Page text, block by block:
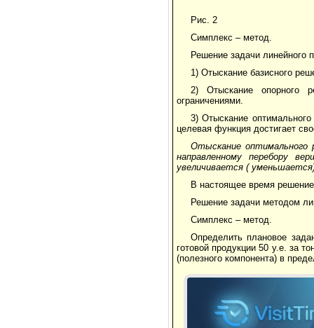
Рис. 2
Симплекс – метод.
Решение задачи линейного
1) Отыскание базисного
2) Отыскание опорного
ограничениями.
3) Отыскание
целевая функция достигает
Отыскание оптимального
направленному перебору
увеличивается (
В настоящее время
Решение задачи методом
Симплекс – метод.
Определить плановое
готовой продукции 50 у.е. за
(полезного компонента) в